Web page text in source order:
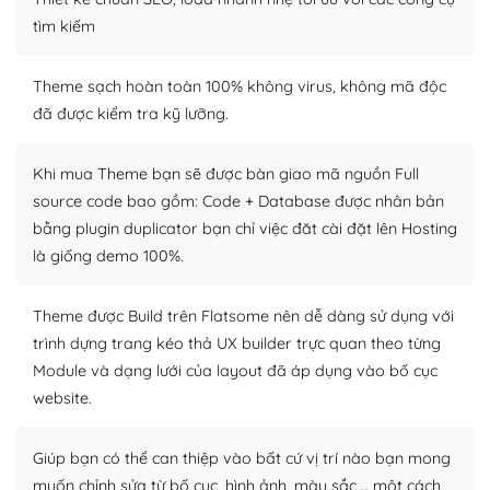
WordPress là nơi lưu trữ cho một diễn đàn cộng đồng
khổng lồ được kiểm duyệt bởi các nhân viên và những
Nếu bạn gặp khó khăn, bạn có thể lên mạng và tìm
kiếm những cộng đồng WordPress, họ sẽ giúp bạn trả
lời, giải đáp vấn đề của bạn.
– Đa dạng plugin và themes
Plugin mở rộng là thành phần cài đặt thêm vào
WordPress để tăng thêm các tính năng cần thiết. Có
Nhờ lượng người dùng đông đảo, thư viện themes và
tìm kiếm
Theme sạch hoàn toàn 100% không virus, không mã độc
đã được kiểm tra kỹ lưỡng.
Khi mua Theme bạn sẽ được bàn giao mã nguồn Full
source code bao gồm: Code + Database được nhân bản
bằng plugin duplicator bạn chỉ việc đăt cài đặt lên Hosting
là giống demo 100%.
Theme được Build trên Flatsome nên dễ dàng sử dụng với
trình dựng trang kéo thả UX builder trực quan theo từng
Module và dạng lưới của layout đã áp dụng vào bố cục
website.
Giúp bạn có thể can thiệp vào bất cứ vị trí nào bạn mong
muốn chỉnh sửa từ bố cục, hình ảnh, màu sắc,… một cách